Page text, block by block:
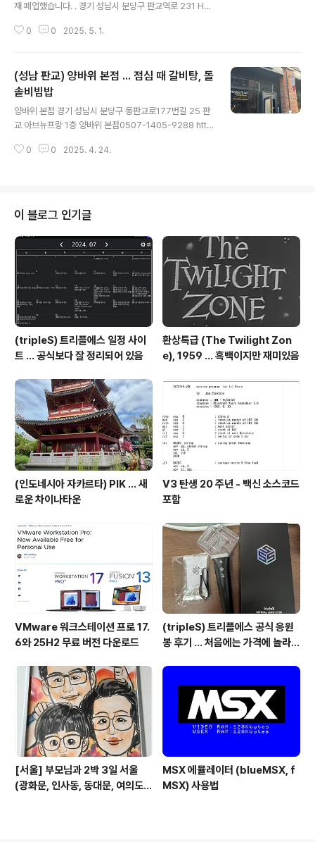
재 폐업했습니다. . 경기 성남시 분당구 판교역로 231 H스
ladbox.kr/ SaladBox한국포브스 23년 샐러드 프랜차
할 수 있습니다.가격은 대부분 1 만원 대입니다.그런데, 터
치 위치에 문제가 있는지 분명 카드를 선택했는데 2번이나
QR를 찍으라고해서 물어봤습니다. 방문 도장은 양심에 맡
깁니다. 10,000 원 샐러드입니다.(지금은 가격이 올랐을
가격 차이가 좀 ..
0 0 2025. 5. 1.
(성남 판교) 양바위 본점 ... 점심 때 갈비탕, 돌
솥비빔밥
양바위 본점 경기 성남시 분당구 동판교로177번길 25 판
교 아브뉴프랑 1층 양바위 본점0507-1405-9288 http
저번에 왔던 곳 아닌가 ?!했는데 내부가 상당히 달랐습니
분당구 동판교로177번길 (아비뉴프랑 판교) 25 1층 129
호,130호,131호 . 0507-1483-9930 . 가격 : 점심 식사
1-2 만원 (갈비탕) , 고기 1인 분 3-7 만원 대 아비뉴프랑
내 있는 한식, 고xcoolcat7.ti..
0 0 2025. 4. 24.
이 블로그 인기글
(tripleS) 트리플에스 일정 사이
트 ... 공식보다 잘 정리되어 있음
환상특급 (The Twilight Zon
e), 1959 ... 흑백이지만 재미있음
(인도네시아 자카르타) PIK ... 새
로운 차이나타운
V3 탄생 20 주년 - 백신 소스코드
포함
VMware 워크스테이션 프로 17.
6와 25H2 무료 버전 다운로드
(tripleS) 트리플에스 공식 응원
봉 후기 ... 처음에는 가격에 놀라고
[서울] 부모님과 2박 3일 서울
(광화문, 인사동, 동대문, 여의도)
MSX 에뮬레이터 (blueMSX, f
MSX) 사용법